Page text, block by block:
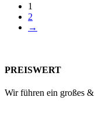
1
2
→
PREISWERT
Wir führen ein großes